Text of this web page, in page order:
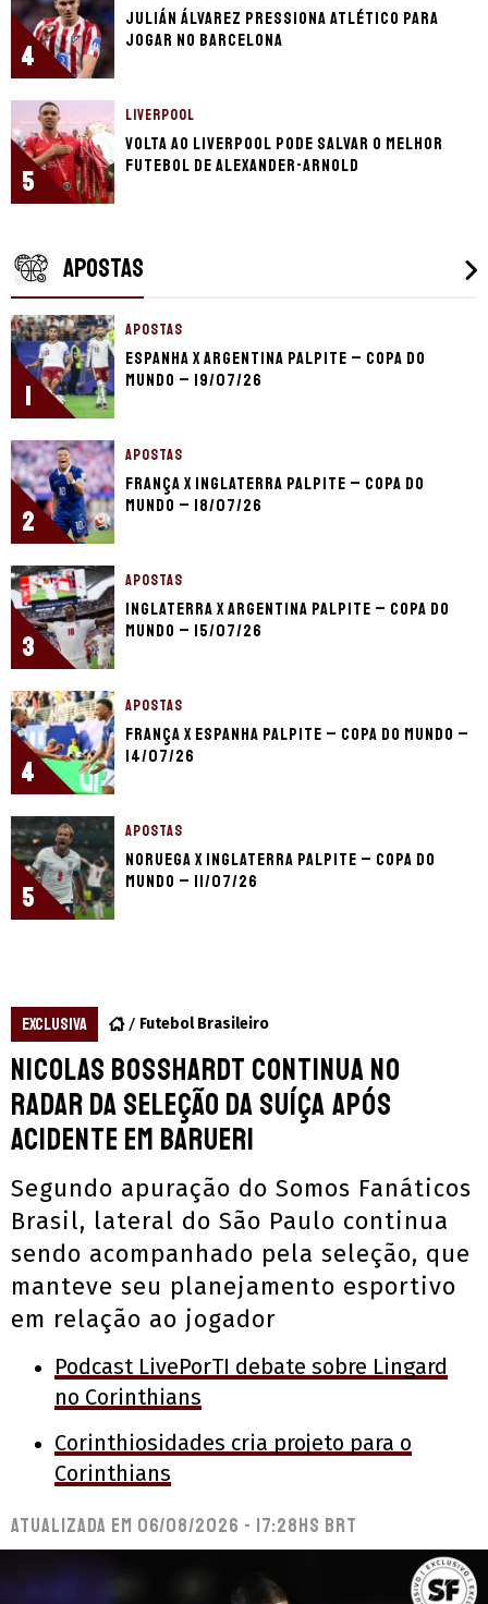
4
Julián Álvarez pressiona Atlético para
jogar no Barcelona
5
LIVERPOOL
Volta ao Liverpool pode salvar o melhor
futebol de Alexander-Arnold
APOSTAS
1
APOSTAS
Espanha x Argentina palpite – Copa do
Mundo – 19/07/26
2
APOSTAS
França x Inglaterra palpite – Copa do
Mundo – 18/07/26
3
APOSTAS
Inglaterra x Argentina palpite – Copa do
Mundo – 15/07/26
4
APOSTAS
França x Espanha palpite – Copa do Mundo –
14/07/26
5
APOSTAS
Noruega x Inglaterra palpite – Copa do
Mundo – 11/07/26
EXCLUSIVA Futebol Brasileiro
Nicolas Bosshardt continua no
radar da seleção da Suíça após
acidente em Barueri
Segundo apuração do Somos Fanáticos
Brasil, lateral do São Paulo continua
sendo acompanhado pela seleção, que
manteve seu planejamento esportivo
em relação ao jogador
Podcast LivePorTI debate sobre Lingard
no Corinthians
Corinthiosidades cria projeto para o
Corinthians
Atualizada em 06/08/2026 - 17:28hs BRT